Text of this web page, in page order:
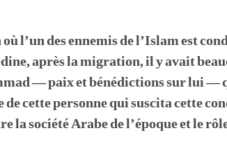
l’un des ennemis de l’Islam est
après la migration, il y avait
— paix et bénédictions sur lui —
cette personne qui suscita cette
la société Arabe de l’époque et le